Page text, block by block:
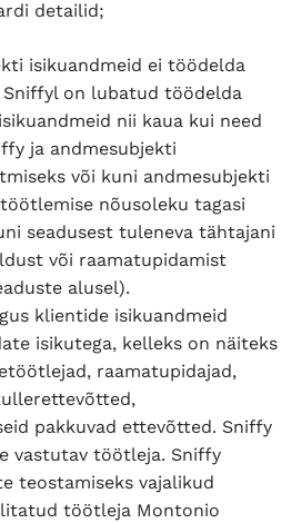
detailid;
isikuandmeid ei töödelda
Sniffyl on lubatud töödelda
nii kaua kui need
ja andmesubjekti
või kuni andmesubjekti
nõusoleku tagasi
seadusest tuleneva tähtajani
või raamatupidamist
alusel).
klientide isikuandmeid
isikutega, kelleks on näiteks
raamatupidajad,
pakkuvad ettevõtted. Sniffy
vastutav töötleja. Sniffy
teostamiseks vajalikud
töötleja Montonio